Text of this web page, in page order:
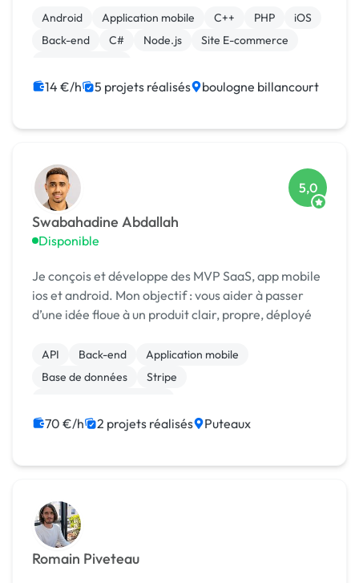
Mysql / SqlServer / Oracle /PostgreSql * NoSql ...
Android Application mobile C++ PHP
iOS
Back-end
C# Node.js
Site E-commerce
14 €/h 5 projets réalisés boulogne billancourt
Swabahadine Abdallah
Disponible
5,0
Je conçois et développe des MVP SaaS, app mobile
ios et android. Mon objectif : vous aider à passer
d’une idée floue à un produit clair, propre, déployé
API Back-end
Application mobile
Base de données
Stripe
70 €/h 2 projets réalisés Puteaux
Romain Piveteau